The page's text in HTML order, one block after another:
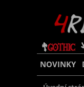
NOVINKY